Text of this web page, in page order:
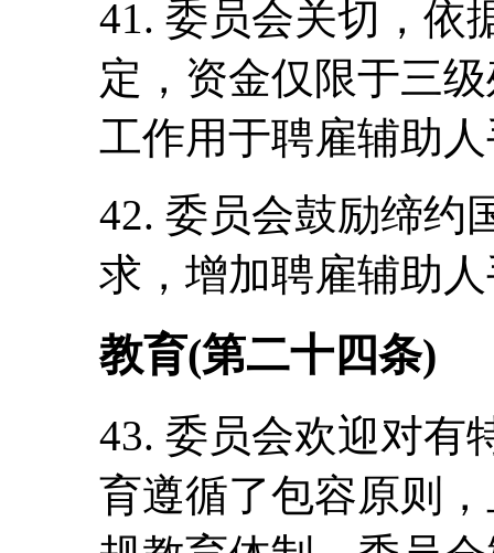
41. 委员会关切，依
定，资金仅限于三
工作用于聘雇辅助
42. 委员会鼓励缔约
求，增加聘雇辅助
教育(第二十四条)
43. 委员会欢迎对有
育遵循了包容原则